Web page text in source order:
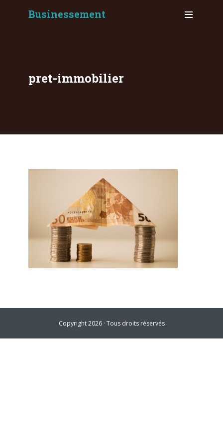
Businessement
pret-immobilier
Copyright 2026 · Tous droits réservés